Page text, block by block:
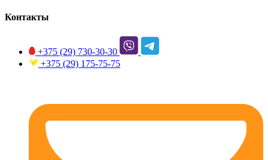
Контакты
+375 (29) 730-30-30
+375 (29) 175-75-75